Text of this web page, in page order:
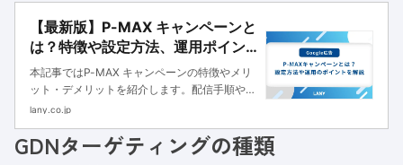
【最新版】P-MAX キャンペーンと
は？特徴や設定方法、運用ポイン
トを解説
本記事ではP-MAX キャンペーンの特徴やメリ
ット・デメリットを紹介します。配信手順や効
果的な運用方法も紹介するので、手間をかけず
ひ参考にしてください。
lany.co.jp
GDNターゲティングの種類